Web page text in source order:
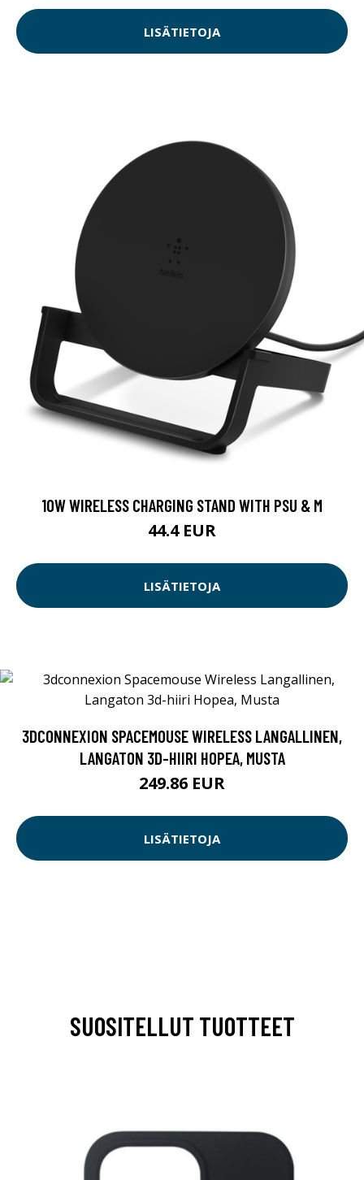
LISÄTIETOJA
10W WIRELESS CHARGING STAND WITH PSU & M
44.4 EUR
LISÄTIETOJA
3DCONNEXION SPACEMOUSE WIRELESS LANGALLINEN,
LANGATON 3D-HIIRI HOPEA, MUSTA
249.86 EUR
LISÄTIETOJA
SUOSITELLUT TUOTTEET